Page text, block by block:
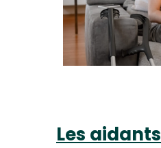
Les aidants